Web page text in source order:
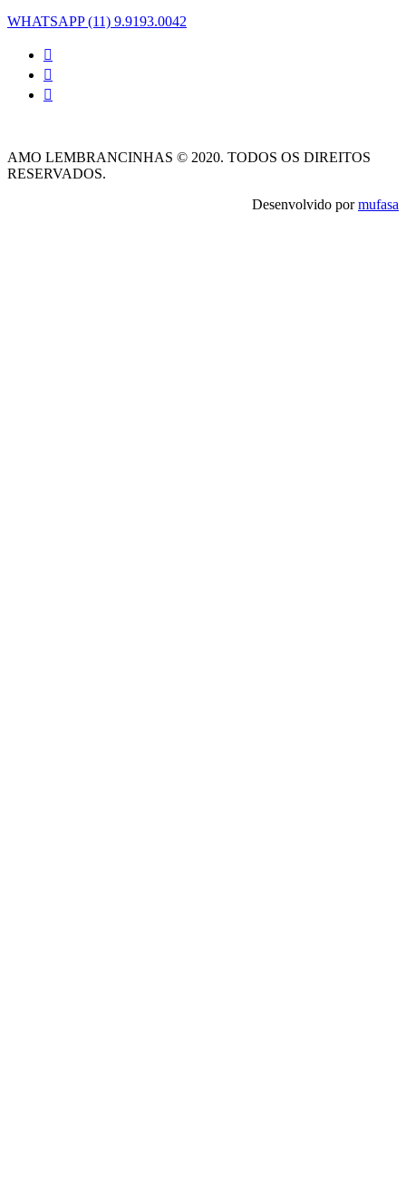
WHATSAPP (11) 9.9193.0042
AMO LEMBRANCINHAS © 2020. TODOS OS DIREITOS
RESERVADOS.
Desenvolvido pormufasa